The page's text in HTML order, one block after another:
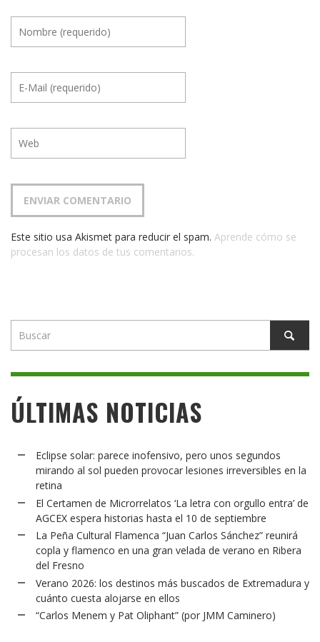
Este sitio usa Akismet para reducir el spam. Aprende cómo se
procesan los datos de tus comentarios.
ÚLTIMAS NOTICIAS
Eclipse solar: parece inofensivo, pero unos segundos
mirando al sol pueden provocar lesiones irreversibles en la
retina
El Certamen de Microrrelatos ‘La letra con orgullo entra’ de
AGCEX espera historias hasta el 10 de septiembre
La Peña Cultural Flamenca “Juan Carlos Sánchez” reunirá
copla y flamenco en una gran velada de verano en Ribera
del Fresno
Verano 2026: los destinos más buscados de Extremadura y
cuánto cuesta alojarse en ellos
“Carlos Menem y Pat Oliphant” (por JMM Caminero)